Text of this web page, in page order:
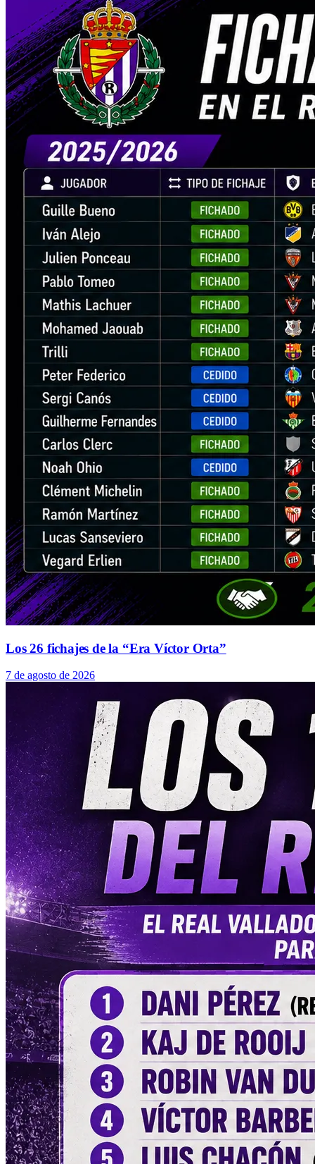
Los 26 fichajes de la “Era Víctor Orta”
7 de agosto de 2026